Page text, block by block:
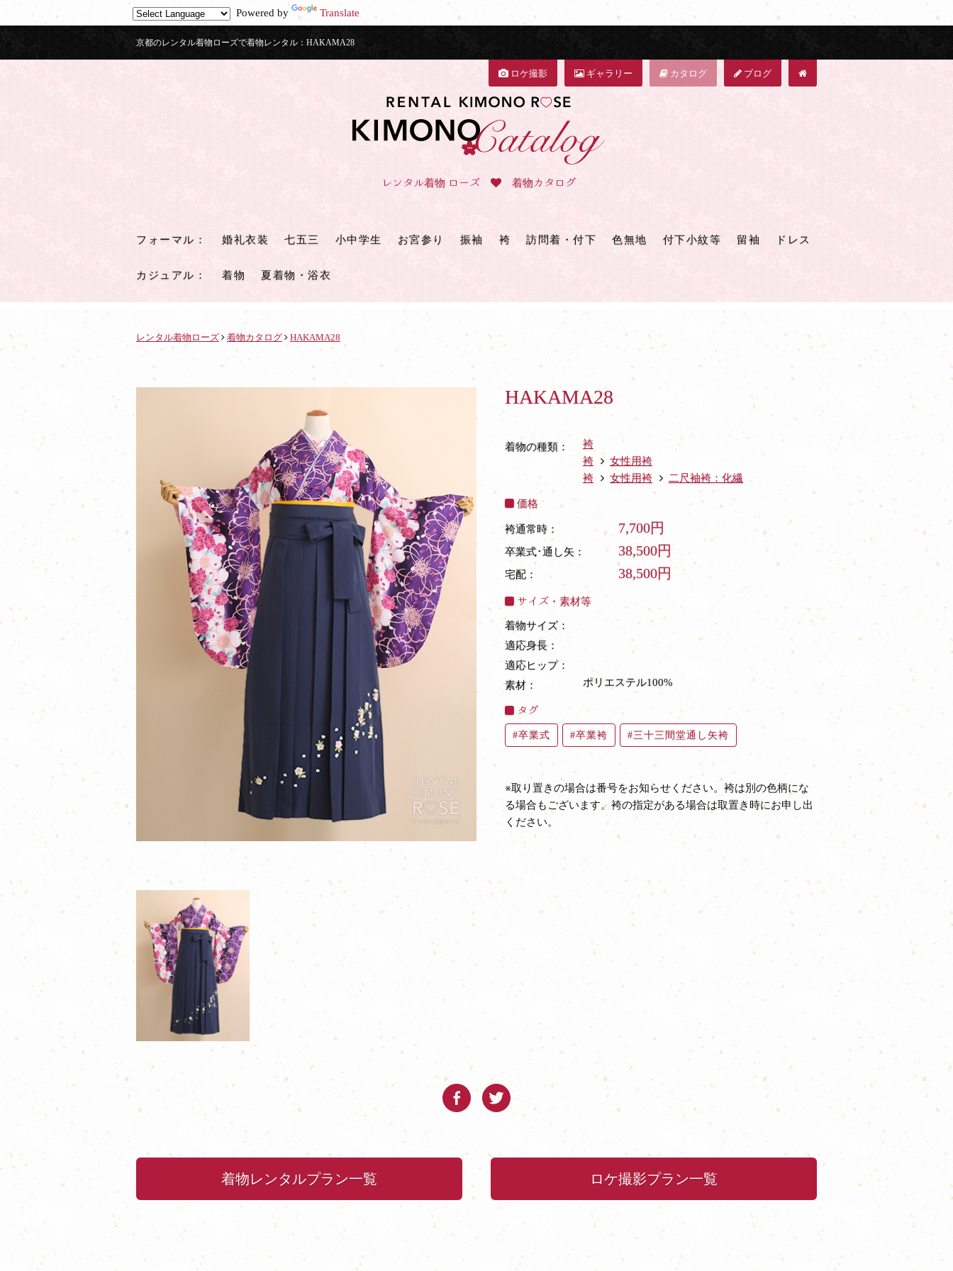
Powered by Translate
京都のレンタル着物ローズで着物レンタル：HAKAMA28
ロケ撮影 ギャラリー カタログ ブログ
レンタル着物 ローズ 着物カタログ
フォーマル ： 婚礼衣装 七五三 小中学生 お宮参り 振袖 袴 訪問着・付下 色無地 付下小紋等 留袖 ドレス
カジュアル ： 着物 夏着物・浴衣
レンタル着物ローズ 着物カタログ HAKAMA28
HAKAMA28
着物の種類：
袴
袴
女性用袴
袴
女性用袴 二尺袖袴：化繊
価格
袴通常時： 7,700円
卒業式･通し矢： 38,500円
宅配： 38,500円
サイズ・素材等
着物サイズ：
適応身長：
適応ヒップ：
素材：
ポリエステル100%
タグ
卒業式 卒業袴 三十三間堂通し矢袴
※取り置きの場合は番号をお知らせください。袴は別の色柄にな
る場合もございます。袴の指定がある場合は取置き時にお申し出
ください。
着物レンタルプラン一覧 ロケ撮影プラン一覧